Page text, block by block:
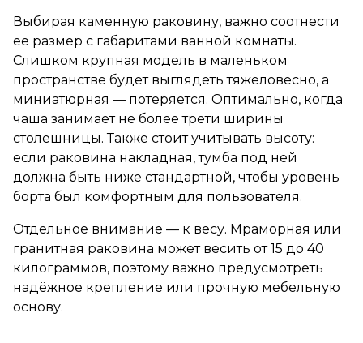
Выбирая каменную раковину, важно соотнести
её размер с габаритами ванной комнаты.
Слишком крупная модель в маленьком
пространстве будет выглядеть тяжеловесно, а
миниатюрная — потеряется. Оптимально, когда
чаша занимает не более трети ширины
столешницы. Также стоит учитывать высоту:
если раковина накладная, тумба под ней
должна быть ниже стандартной, чтобы уровень
борта был комфортным для пользователя.
Отдельное внимание — к весу. Мраморная или
гранитная раковина может весить от 15 до 40
килограммов, поэтому важно предусмотреть
надёжное крепление или прочную мебельную
основу.